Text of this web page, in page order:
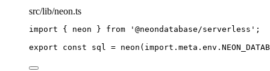
src/lib/neon.ts
import { neon } from ' @neondatabase/serverless ' ;
export const sql = neon ( import. meta . env .